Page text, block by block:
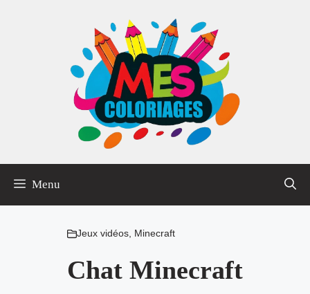
Menu
Jeux vidéos, Minecraft
Chat Minecraft